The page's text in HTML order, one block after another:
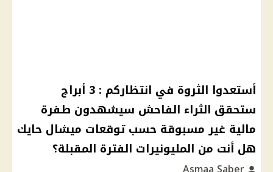
أستعدوا الثروة في انتظاركم : 3 أبراج
ستحقق الثراء الفاحش سيشهدون طفرة
مالية غير مسبوقة حسب توقعات ميشال حايك
هل أنت من المليونيرات الفترة المقبلة؟